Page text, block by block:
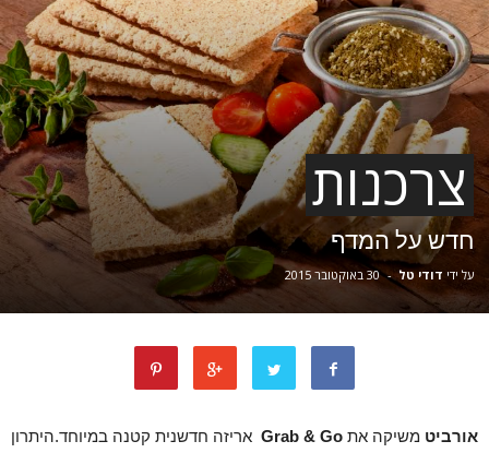
צרכנות
חדש על המדף
על ידי דודי טל - 30 באוקטובר 2015
אורביט משיקה את Grab & Go
אריזה חדשנית קטנה במיוחד.היתרון